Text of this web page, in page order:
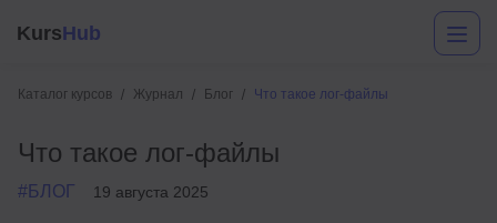
KursHub
Каталог курсов Журнал Блог Что такое лог-файлы
Что такое лог-файлы
#БЛОГ 19 августа 2025